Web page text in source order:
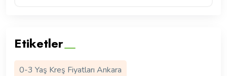
Etiketler
0-3 Yaş Kreş Fiyatları Ankara